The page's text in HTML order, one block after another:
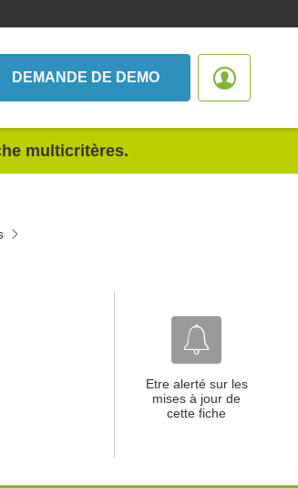
DEMANDE DE DEMO
multicritères.
Etre alerté sur les
mises à jour de
cette fiche